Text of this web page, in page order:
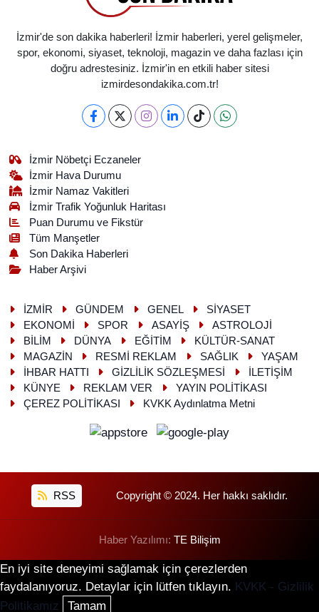
İzmir'de son dakika haberleri! İzmir haberleri, yerel gelişmeler,
spor, ekonomi, siyaset, teknoloji, magazin ve daha fazlası için
doğru adrestesiniz. İzmir'in en etkili haber sitesi
izmirdesondakika.com.tr!
İzmir Nöbetçi Eczaneler
İzmir Hava Durumu
İzmir Namaz Vakitleri
İzmir Trafik Yoğunluk Haritası
Puan Durumu ve Fikstür
Tüm Manşetler
Son Dakika Haberleri
Haber Arşivi
İZMİR GÜNDEM GENEL
SİYASET
EKONOMİ
SPOR ASAYİŞ
ASTROLOJİ
BİLİM
DÜNYA EĞİTİM
KÜLTÜR-SANAT
MAGAZİN
RESMİ REKLAM SAĞLIK
YAŞAM
İHBAR HATTI
GİZLİLİK SÖZLEŞMESİ
İLETİŞİM
KÜNYE
REKLAM VER
YAYIN POLİTİKASI
ÇEREZ POLİTİKASI
KVKK Aydınlatma Metni
RSS Copyright © 2024. Her hakkı saklıdır.
Haber Yazılımı: TE Bilişim
En iyi site deneyimi sağlamak için çerezlerden
faydalanıyoruz. Detaylar için lütfen tıklayın. KVKK - Gizlilik
Politikamız
Tamam